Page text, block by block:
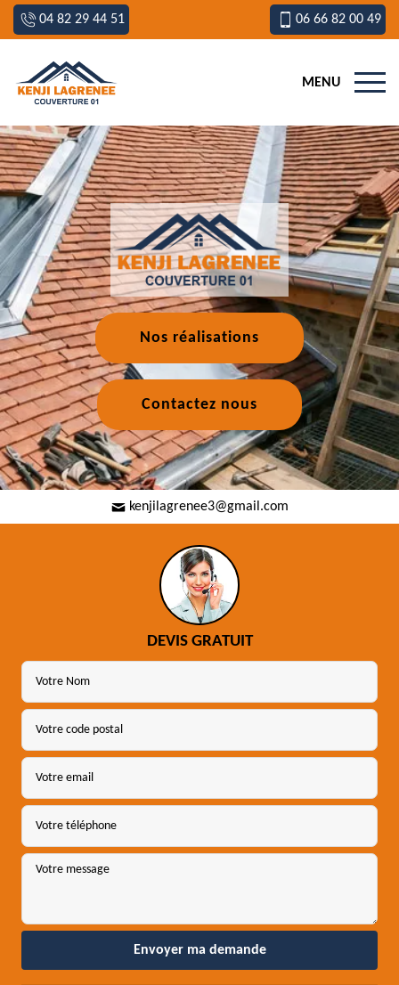
04 82 29 44 51 06 66 82 00 49
MENU
Nos réalisations
Contactez nous
kenjilagrenee3@gmail.com
DEVIS GRATUIT